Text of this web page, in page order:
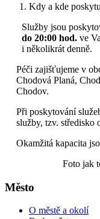
Kdy a kde
Služby jsou
do 20:00 hod. ve
i několikrát denně.
Péči zajišťujeme v
Chodová Planá,
Chodov.
Při poskytování
služby, tzv. středisko
Okamžitá kapacita
Foto jak
Město
O městě a okolí